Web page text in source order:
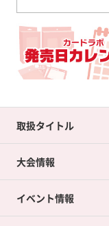
取扱タイトル
大会情報
イベント情報